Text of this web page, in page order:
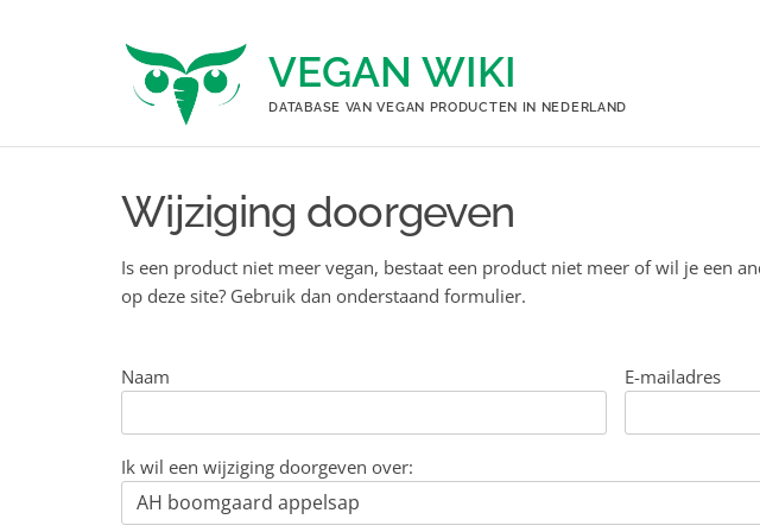
VEGAN WIKI
DATABASE VAN VEGAN PRODUCTEN IN NEDERLAND
Wijziging doorgeven
Is een product niet meer vegan, bestaat een product niet meer of wil je een
op deze site? Gebruik dan onderstaand formulier.
Naam E-mailadres
Ik wil een wijziging doorgeven over: